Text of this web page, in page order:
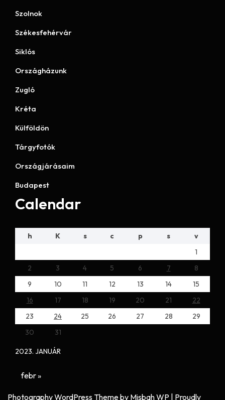
Szolnok
Székesfehérvár
Siklós
Országházunk
Zugló
Kréta
Külföldön
Tárgyfotók
Országjárásaim
Budapest
Calendar
2023. JANUÁR
h K s c p s
v
1
2
3 4 5 6 7
8
9
10 11 12 13 14
15
16
17 18 19 20 21
22
23
24 25 26 27 28
29
30
31
febr »
Photography WordPress Themeby Misbah WP | Proudly